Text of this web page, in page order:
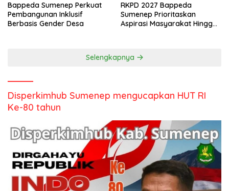
Bappeda Sumenep Perkuat
Pembangunan Inklusif
Berbasis Gender Desa
RKPD 2027 Bappeda
Sumenep Prioritaskan
Aspirasi Masyarakat Hingga
Selengkapnya
Disperkimhub Sumenep mengucapkan HUT RI
Ke-80 tahun